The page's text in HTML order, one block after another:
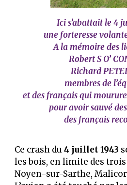
Ici s’abattait le 4
une forteresse
A la mémoire des
Robert S O’
Richard
membres de
et des français qui
pour avoir sauvé
des français
Ce crash du 4 juillet 1943
les bois, en limite des
Noyen-sur-Sarthe,